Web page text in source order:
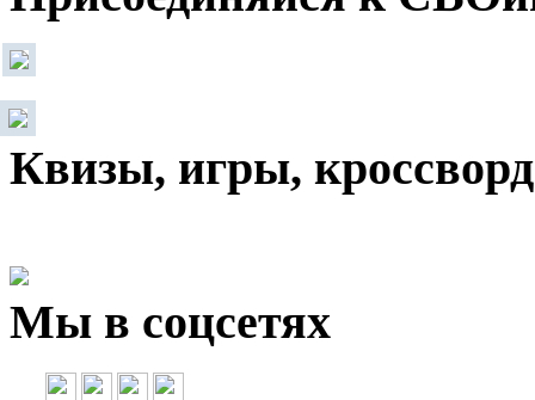
Квизы, игры,
Мы в соцсетях